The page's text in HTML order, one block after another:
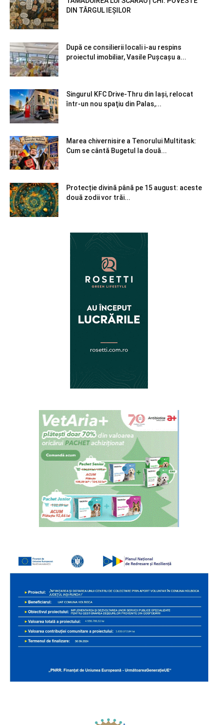
DIN TÂRGUL IEȘILOR
După ce consilierii locali i-au respins
proiectul imobiliar, Vasile Pușcașu a...
Singurul KFC Drive-Thru din Iași, relocat
într-un nou spaţiu din Palas,...
Marea chivernisire a Tenorului Multitask:
Cum se cântă Bugetul la două...
Protecție divină până pe 15 august: aceste
două zodii vor trăi...